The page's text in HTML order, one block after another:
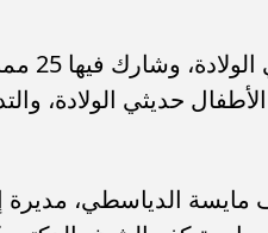
حديثي الولادة،
الدياسطي، مديرة